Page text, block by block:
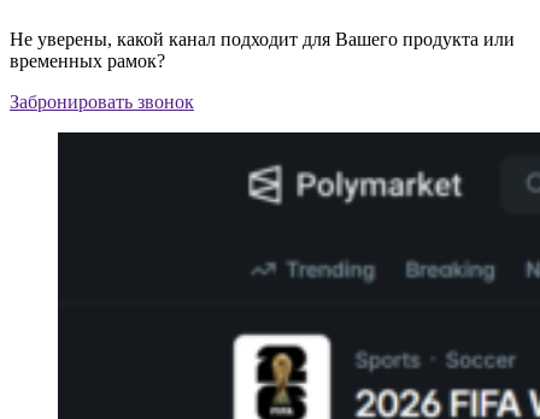
Не уверены, какой канал подходит для Вашего продукта или
временных рамок?
Забронировать звонок